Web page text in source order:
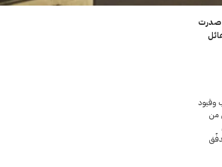
صدرت
وقيود
من